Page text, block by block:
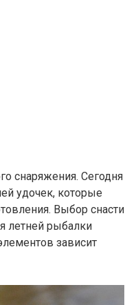
снаряжения. Сегодня
удочек, которые
Выбор снасти
летней рыбалки
зависит